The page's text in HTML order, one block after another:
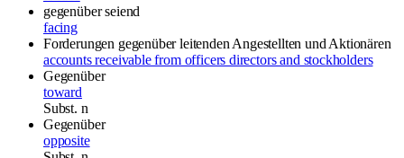
gegenüber seiend
facing
Forderungen gegenüber leitenden Angestellten und Aktionären
accounts receivable from officers directors and stockholders
Gegenüber
toward
Subst. n
Gegenüber
opposite